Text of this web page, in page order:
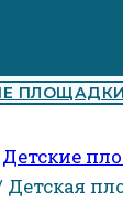
Детские
Детская